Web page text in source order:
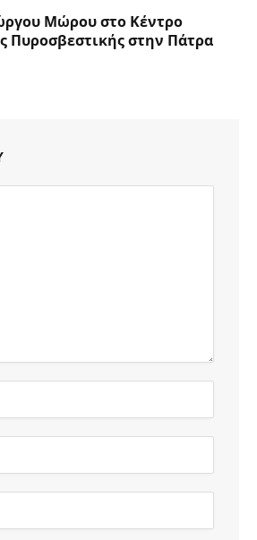
Μώρου στο Κέντρο
Πυροσβεστικής στην Πάτρα